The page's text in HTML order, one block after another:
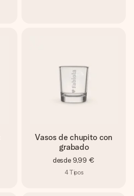
Vasos de chupito con
grabado
desde 9,99 €
4Tipos